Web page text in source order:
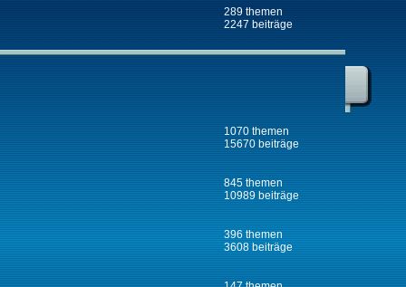
289 themen
2247 beiträge
1070 themen
15670 beiträge
845 themen
10989 beiträge
396 themen
3608 beiträge